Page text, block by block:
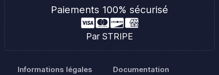
Paiements 100% sécurisé
Par STRIPE
Informations légales Documentation